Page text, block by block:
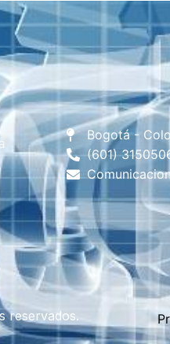
Bogotá -
(601)
reservados.